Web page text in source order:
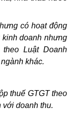
có hoạt động
kinh doanh nhưng
Luật Doanh
khác.
thuế GTGT theo
với doanh thu.